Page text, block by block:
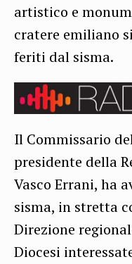
artistico e
cratere emiliano
feriti dal sisma.
Il Commissario
presidente della
Vasco Errani, ha
sisma, in stretta
Direzione
Diocesi